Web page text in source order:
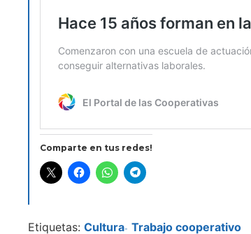
Comparte en tus redes!
Etiquetas: Cultura- Trabajo cooperativo